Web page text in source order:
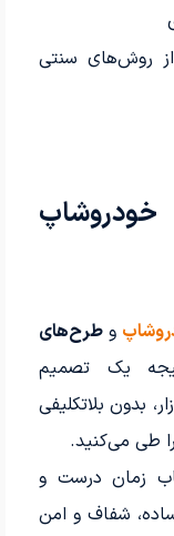
روش‌های سنتی
وطرح‌های
یک تصمیم
بدون بلاتکلیفی
طی می‌کنید.
زمان درست و
شفاف و امن